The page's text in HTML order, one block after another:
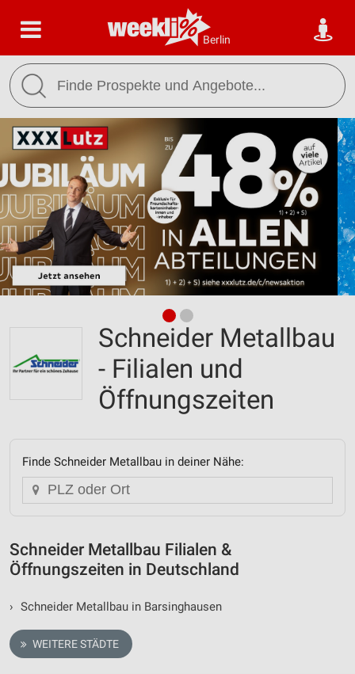
Berlin
Schneider Metallbau
- Filialen und
Öffnungszeiten
Finde Schneider Metallbau in deiner Nähe:
Schneider Metallbau Filialen &
Öffnungszeiten in Deutschland
› Schneider Metallbau in Barsinghausen
WEITERE STÄDTE